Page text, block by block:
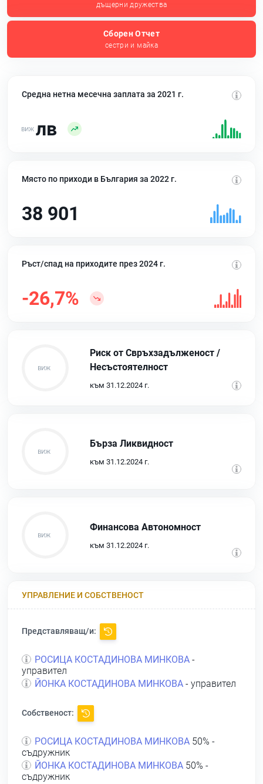
дъщерни дружества
Сборен Отчет
сестри и майка
Средна нетна месечна заплата за 2021 г.
лв
Място по приходи в България за 2022 г.
38 901
Ръст/спад на приходите през 2024 г.
-26,7%
Риск от Свръхзадълженост /
Несъстоятелност
към 31.12.2024 г.
Бърза Ликвидност
към 31.12.2024 г.
Финансова Автономност
към 31.12.2024 г.
УПРАВЛЕНИЕ И СОБСТВЕНОСТ
Представляващ/и:
РОСИЦА КОСТАДИНОВА МИНКОВА -
управител
ЙОНКА КОСТАДИНОВА МИНКОВА - управител
Собственост:
РОСИЦА КОСТАДИНОВА МИНКОВА 50% -
съдружник
ЙОНКА КОСТАДИНОВА МИНКОВА 50% -
съдружник